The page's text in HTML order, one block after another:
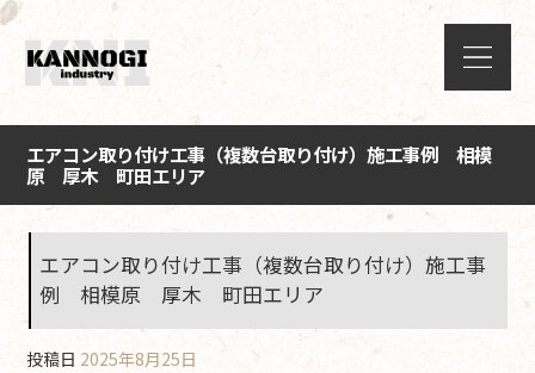
エアコン取り付け工事（複数台取り付け）施工事例 相模
原 厚木 町田エリア
エアコン取り付け工事（複数台取り付け）施工事
例 相模原 厚木 町田エリア
投稿日 2025年8月25日